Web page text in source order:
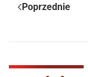
Poprzednie